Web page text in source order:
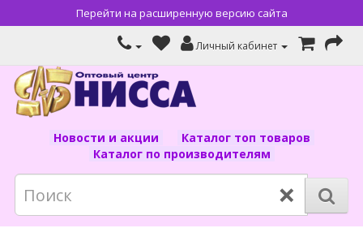
Перейти на расширенную версию сайта
Личный кабинет
Новости и акции
Каталог топ товаров
Каталог по производителям
×